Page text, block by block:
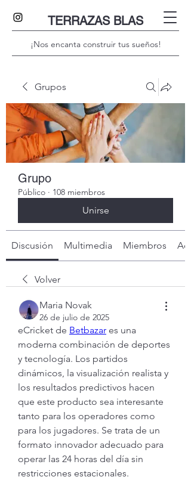
TERRAZAS BLAS
¡Nos encanta construir tus sueños!
Grupos
Grupo
Público · 108 miembros
Unirse
Discusión Multimedia Miembros
Volver
Maria Novak
26 de julio de 2025
eCricket de Betbazar es una
moderna combinación de deportes
y tecnología. Los partidos
dinámicos, la visualización realista y
los resultados predictivos hacen
que este producto sea interesante
tanto para los operadores como
para los jugadores. Se trata de un
formato innovador adecuado para
operar las 24 horas del día sin
restricciones estacionales.